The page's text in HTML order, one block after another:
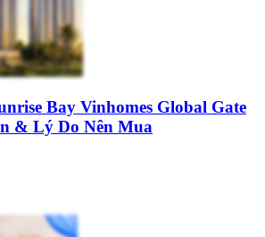
Bay Vinhomes Global Gate
& Lý Do Nên Mua